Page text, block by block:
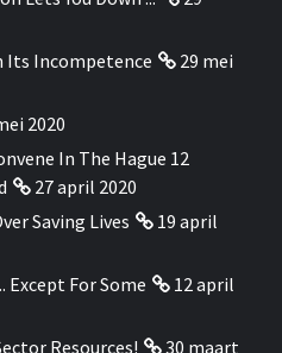
Its Incompetence
29 mei
2020
In The Hague 12
27 april 2020
Saving Lives
19 april
Except For Some
12 april
Resources!
30 maart